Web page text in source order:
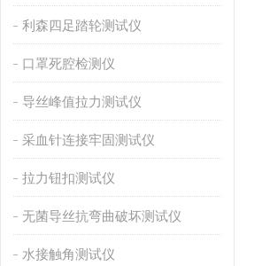
利森四足踏轮测试仪
口罩死腔检测仪
导丝峰值拉力测试仪
采血针连接牢固测试仪
拉力钮扣测试仪
无菌导丝抗弯曲破坏测试仪
水接触角测试仪